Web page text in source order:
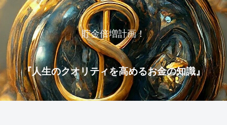
貯金倍増計画！
『人生のクオリティを高めるお金の知識』